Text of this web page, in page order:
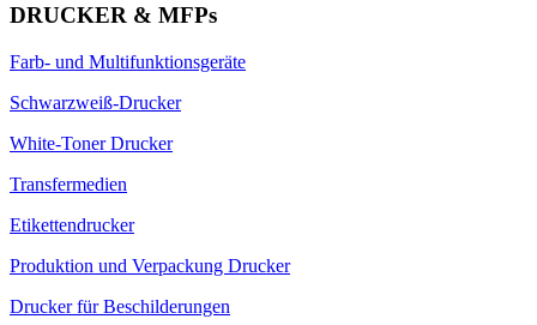
DRUCKER & MFPs
Farb- und Multifunktionsgeräte
Schwarzweiß-Drucker
White-Toner Drucker
Transfermedien
Etikettendrucker
Produktion und Verpackung Drucker
Drucker für Beschilderungen